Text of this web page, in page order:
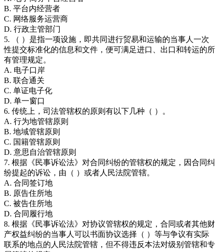
B. 平台内经营者
C. 网络服务运营商
D. 行政主管部门
5. （ ）是指一项设施，即共同进行贸易和运输的当事人一次
性提交标准化的信息和文件，便可满足进口、出口和转运的所
有管理规定。
A. 电子口岸
B. 联合通关
C. 单证电子化
D. 单一窗口
6. 传统上，司法管辖权的原则有以下几种（ ）。
A. 行为地管辖原则
B. 地域管辖原则
C. 国籍管辖原则
D. 意思自治管辖原则
7. 根据《民事诉讼法》对合同纠纷的管辖权的规定，因合同纠
纷提起的诉讼，由（ ）或者人民法院管辖。
A. 合同签订地
B. 原告住所地
C. 被告住所地
D. 合同履行地
8. 根据《民事诉讼法》对协议管辖权的规定，合同或者其他财
产权益纠纷的当事人可以书面协议选择（ ）等与争议有实际
联系的地点的人民法院管辖，但不得违反本法对级别管辖和专